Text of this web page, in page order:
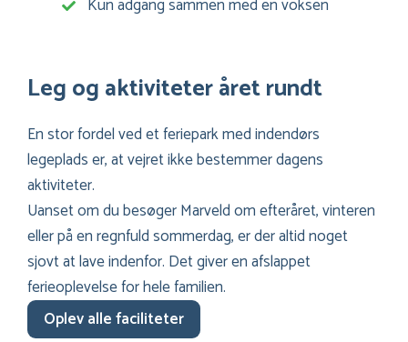
Kun adgang sammen med en voksen
Leg og aktiviteter året rundt
En stor fordel ved et feriepark med indendørs
legeplads er, at vejret ikke bestemmer dagens
aktiviteter.
Uanset om du besøger Marveld om efteråret, vinteren
eller på en regnfuld sommerdag, er der altid noget
sjovt at lave indenfor. Det giver en afslappet
ferieoplevelse for hele familien.
Oplev alle faciliteter